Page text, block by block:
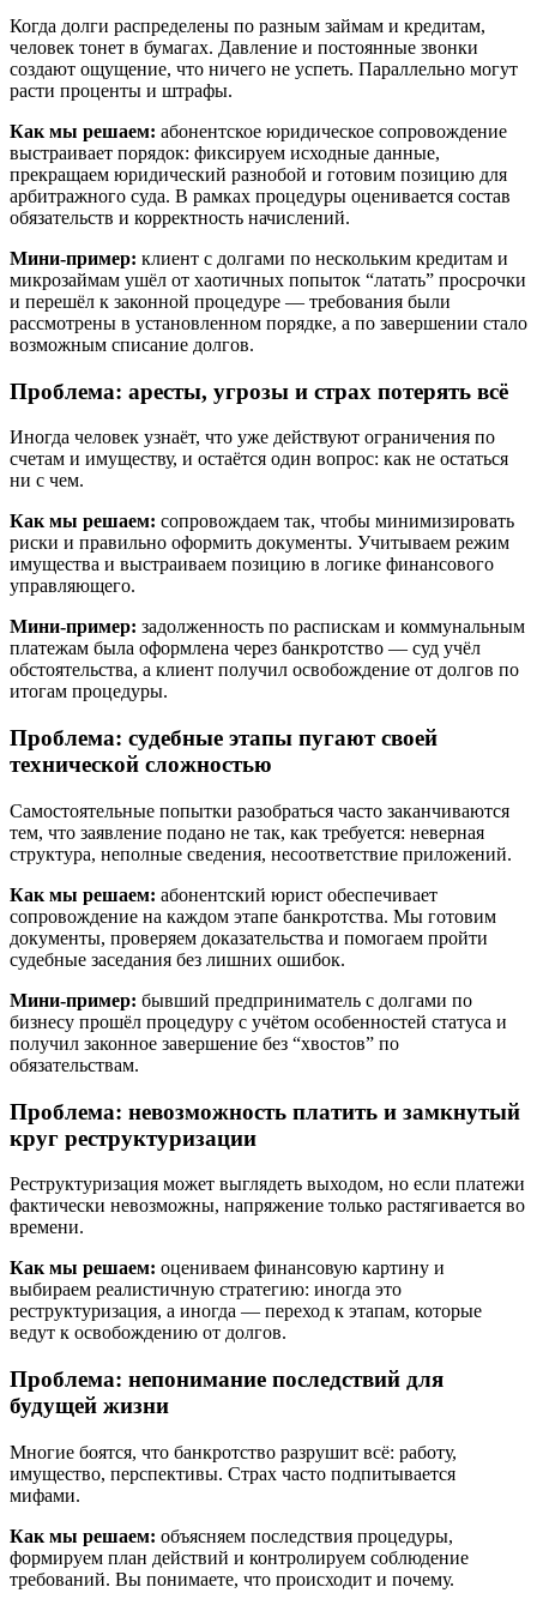
Когда долги распределены по разным займам и кредитам,
человек тонет в бумагах. Давление и постоянные звонки
создают ощущение, что ничего не успеть. Параллельно могут
расти проценты и штрафы.
Как мы решаем: абонентское юридическое сопровождение
выстраивает порядок: фиксируем исходные данные,
прекращаем юридический разнобой и готовим позицию для
арбитражного суда. В рамках процедуры оценивается состав
обязательств и корректность начислений.
Мини-пример: клиент с долгами по нескольким кредитам и
микрозаймам ушёл от хаотичных попыток “латать” просрочки
и перешёл к законной процедуре — требования были
рассмотрены в установленном порядке, а по завершении стало
возможным списание долгов.
Проблема: аресты, угрозы и страх потерять всё
Иногда человек узнаёт, что уже действуют ограничения по
счетам и имуществу, и остаётся один вопрос: как не остаться
ни с чем.
Как мы решаем: сопровождаем так, чтобы минимизировать
риски и правильно оформить документы. Учитываем режим
имущества и выстраиваем позицию в логике финансового
управляющего.
Мини-пример: задолженность по распискам и коммунальным
платежам была оформлена через банкротство — суд учёл
обстоятельства, а клиент получил освобождение от долгов по
итогам процедуры.
Проблема: судебные этапы пугают своей
технической сложностью
Самостоятельные попытки разобраться часто заканчиваются
тем, что заявление подано не так, как требуется: неверная
структура, неполные сведения, несоответствие приложений.
Как мы решаем: абонентский юрист обеспечивает
сопровождение на каждом этапе банкротства. Мы готовим
документы, проверяем доказательства и помогаем пройти
судебные заседания без лишних ошибок.
Мини-пример: бывший предприниматель с долгами по
бизнесу прошёл процедуру с учётом особенностей статуса и
получил законное завершение без “хвостов” по
обязательствам.
Проблема: невозможность платить и замкнутый
круг реструктуризации
Реструктуризация может выглядеть выходом, но если платежи
фактически невозможны, напряжение только растягивается во
времени.
Как мы решаем: оцениваем финансовую картину и
выбираем реалистичную стратегию: иногда это
реструктуризация, а иногда — переход к этапам, которые
ведут к освобождению от долгов.
Проблема: непонимание последствий для
будущей жизни
Многие боятся, что банкротство разрушит всё: работу,
имущество, перспективы. Страх часто подпитывается
мифами.
Как мы решаем: объясняем последствия процедуры,
формируем план действий и контролируем соблюдение
требований. Вы понимаете, что происходит и почему.